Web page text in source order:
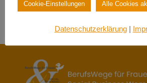
Female Empowerment im Main Kinzig
Cookie-Einstellungen Alle Cookies
Datenschutzerklärung|